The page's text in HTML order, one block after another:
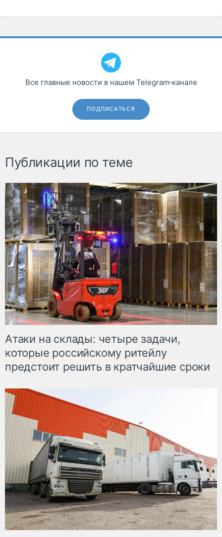
Все главные новости в нашем Telegram‑канале
ПОДПИСАТЬСЯ
Публикации по теме
Атаки на склады: четыре задачи,
которые российскому ритейлу
предстоит решить в кратчайшие сроки